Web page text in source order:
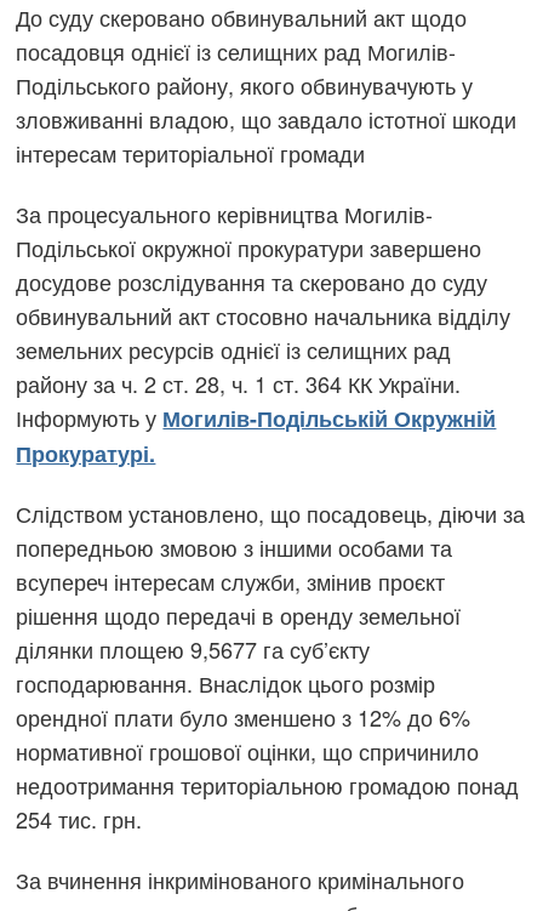
До суду скеровано обвинувальний акт щодо
посадовця однієї із селищних рад Могилів-
Подільського району, якого обвинувачують у
зловживанні владою, що завдало істотної шкоди
інтересам територіальної громади
За процесуального керівництва Могилів-
Подільської окружної прокуратури завершено
досудове розслідування та скеровано до суду
обвинувальний акт стосовно начальника відділу
земельних ресурсів однієї із селищних рад
району за ч. 2 ст. 28, ч. 1 ст. 364 КК України.
Інформують у Могилів-Подільській Окружній
Прокуратурі.
Слідством установлено, що посадовець, діючи за
попередньою змовою з іншими особами та
всупереч інтересам служби, змінив проєкт
рішення щодо передачі в оренду земельної
ділянки площею 9,5677 га суб’єкту
господарювання. Внаслідок цього розмір
орендної плати було зменшено з 12% до 6%
нормативної грошової оцінки, що спричинило
недоотримання територіальною громадою понад
254 тис. грн.
За вчинення інкримінованого кримінального